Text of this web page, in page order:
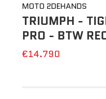
MOTO 2DEHANDS
TRIUMPH -
PRO - BTW
€14.790